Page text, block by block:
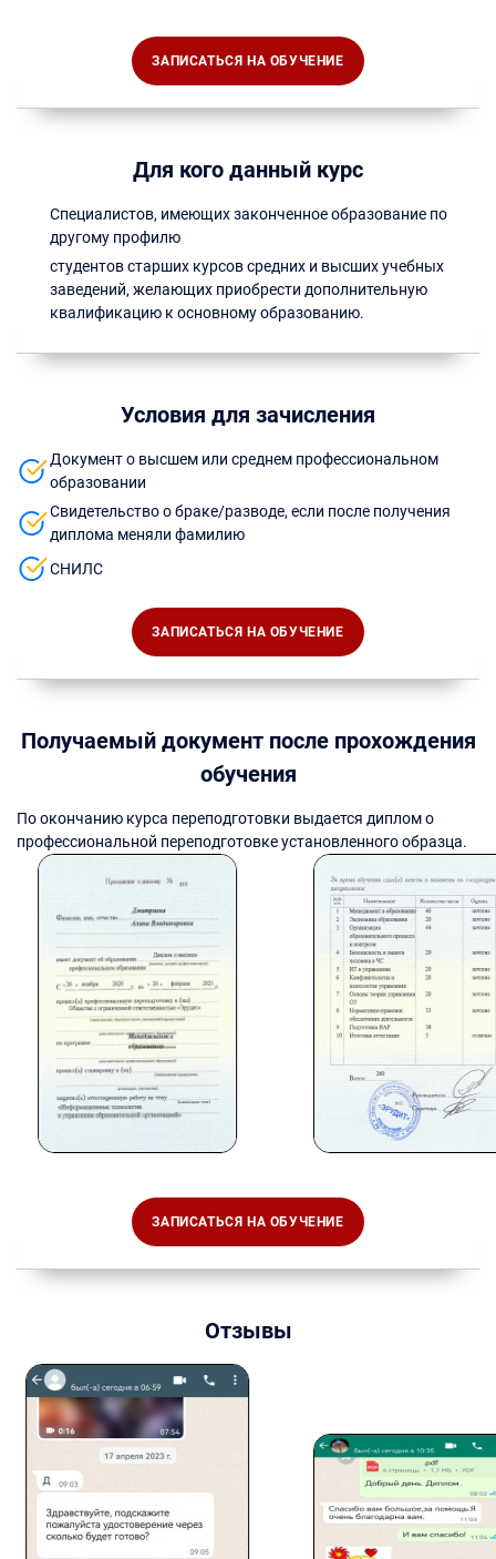
ЗАПИСАТЬСЯ НА ОБУЧЕНИЕ
Для кого данный курс
Специалистов, имеющих законченное образование по
другому профилю
студентов старших курсов средних и высших учебных
заведений, желающих приобрести дополнительную
квалификацию к основному образованию.
Условия для зачисления
Документ о высшем или среднем профессиональном
образовании
Свидетельство о браке/разводе, если после получения
диплома меняли фамилию
СНИЛС
ЗАПИСАТЬСЯ НА ОБУЧЕНИЕ
Получаемый документ после прохождения
обучения
По окончанию курса переподготовки выдается диплом о
профессиональной переподготовке установленного образца.
ЗАПИСАТЬСЯ НА ОБУЧЕНИЕ
Отзывы